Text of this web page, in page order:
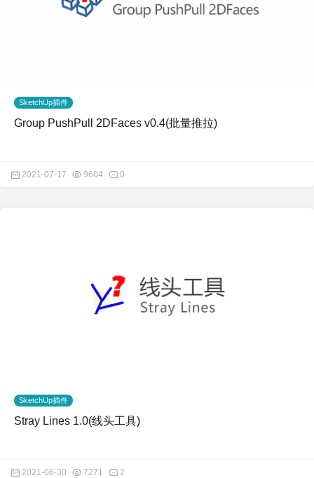
SketchUp插件
Group PushPull 2DFaces v0.4(批量推拉)
2021-07-17 9604 0
SketchUp插件
Stray Lines 1.0(线头工具)
2021-06-30 7271 2